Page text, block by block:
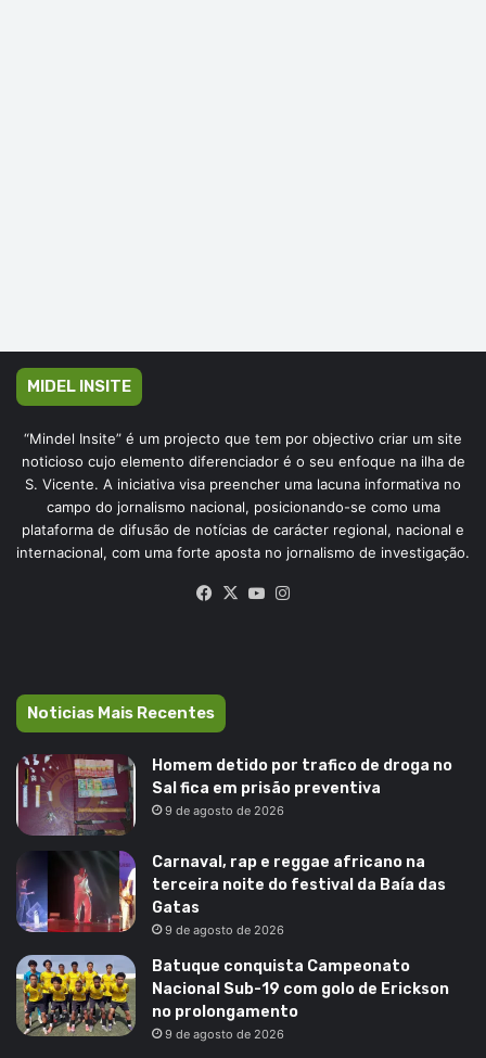
MIDEL INSITE
“Mindel Insite” é um projecto que tem por objectivo criar um site
noticioso cujo elemento diferenciador é o seu enfoque na ilha de
S. Vicente. A iniciativa visa preencher uma lacuna informativa no
campo do jornalismo nacional, posicionando-se como uma
plataforma de difusão de notícias de carácter regional, nacional e
internacional, com uma forte aposta no jornalismo de investigação.
Facebook
X YouTube
Noticias Mais Recentes
Homem detido por trafico de droga no
Sal fica em prisão preventiva
9 de agosto de 2026
Carnaval, rap e reggae africano na
terceira noite do festival da Baía das
Gatas
9 de agosto de 2026
Batuque conquista Campeonato
Nacional Sub-19 com golo de Erickson
no prolongamento
9 de agosto de 2026